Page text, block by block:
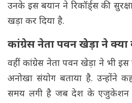
उनके इस बयान ने रिकॉर्ड्स की
खड़ा कर दिया है.
कांग्रेस नेता पवन खेड़ा ने क्या
वहीं कांग्रेस नेता पवन खेड़ा ने भी
अनोखा संयोग बताया है. उन्होंने
समय लगी है जब देश के एजुकेशन